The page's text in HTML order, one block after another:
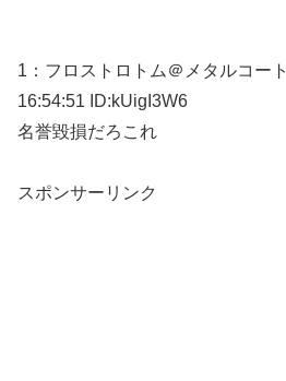
1： フロストロトム＠メタルコート
16:54:51 ID:kUigI3W6
名誉毀損だろこれ
スポンサーリンク